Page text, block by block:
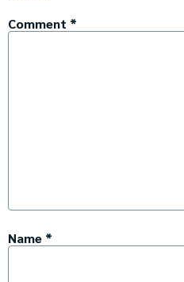
Comment *
Name *